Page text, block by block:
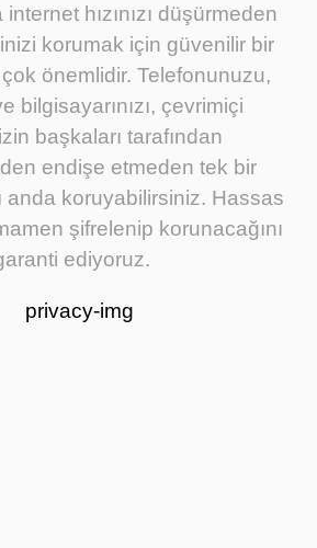
hızınızı düşürmeden
korumak için güvenilir bir
önemlidir. Telefonunuzu,
bilgisayarınızı, çevrimiçi
başkaları tarafından
endişe etmeden tek bir
anda koruyabilirsiniz. Hassas
şifrelenip korunacağını
ediyoruz.